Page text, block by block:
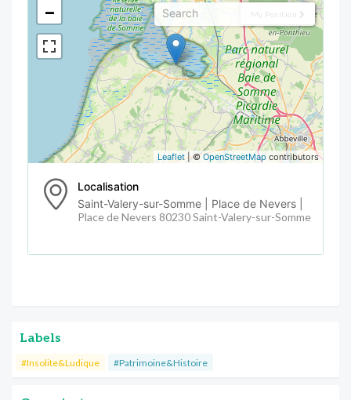
My Position
−
Leaflet| ©OpenStreetMap contributors
Localisation
Saint-Valery-sur-Somme | Place de Nevers |
Place de Nevers 80230 Saint-Valery-sur-Somme
Labels
#Insolite&Ludique #Patrimoine&Histoire